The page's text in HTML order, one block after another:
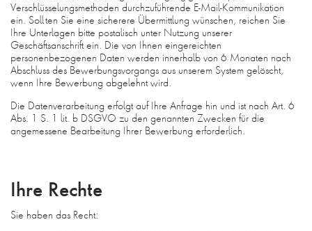
Verschlüsselungsmethoden durchzuführende E-Mail-Kommunikation
ein. Sollten Sie eine sicherere Übermittlung wünschen, reichen Sie
Ihre Unterlagen bitte postalisch unter Nutzung unserer
Geschäftsanschrift ein. Die von Ihnen eingereichten
personenbezogenen Daten werden innerhalb von 6 Monaten nach
Abschluss des Bewerbungsvorgangs aus unserem System gelöscht,
wenn Ihre Bewerbung abgelehnt wird.
Die Datenverarbeitung erfolgt auf Ihre Anfrage hin und ist nach Art. 6
Abs. 1 S. 1 lit. b DSGVO zu den genannten Zwecken für die
angemessene Bearbeitung Ihrer Bewerbung erforderlich.
Ihre Rechte
Sie haben das Recht: